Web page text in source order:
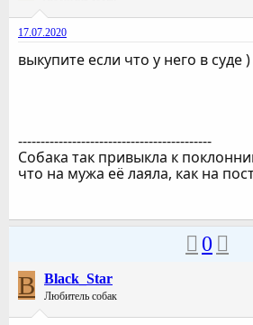
17.07.2020
выкупите если что у него в суде )
-------------------------------------------
Собака так привыкла к
что на мужа её лаяла, как на
0
B Black_Star
Любитель собак